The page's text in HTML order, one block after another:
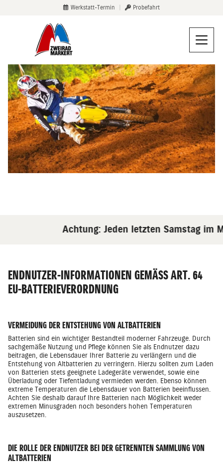
Werkstatt-Termin Probefahrt
Achtung: Jeden letzten Samstag im
ENDNUTZER-INFORMATIONEN GEMÄSS ART. 64 E
U-BATTERIEVERORDNUNG
VERMEIDUNG DER ENTSTEHUNG VON ALTBATTERIEN
Batterien sind ein wichtiger Bestandteil moderner Fahrzeuge. Durch
sachgemäße Nutzung und Pflege können Sie als Endnutzer dazu
beitragen, die Lebensdauer Ihrer Batterie zu verlängern und die
Entstehung von Altbatterien zu verringern. Hierzu sollten zum Laden
von Batterien stets geeignete Ladegeräte verwendet, sowie eine
Überladung oder Tiefentladung vermieden werden. Ebenso können
extreme Temperaturen die Lebensdauer von Batterien beeinflussen.
Achten Sie deshalb darauf Ihre Batterien nach Möglichkeit weder
extremen Minusgraden noch besonders hohen Temperaturen
auszusetzen.
DIE ROLLE DER ENDNUTZER BEI DER GETRENNTEN SAMMLUNG VON
ALTBATTERIEN